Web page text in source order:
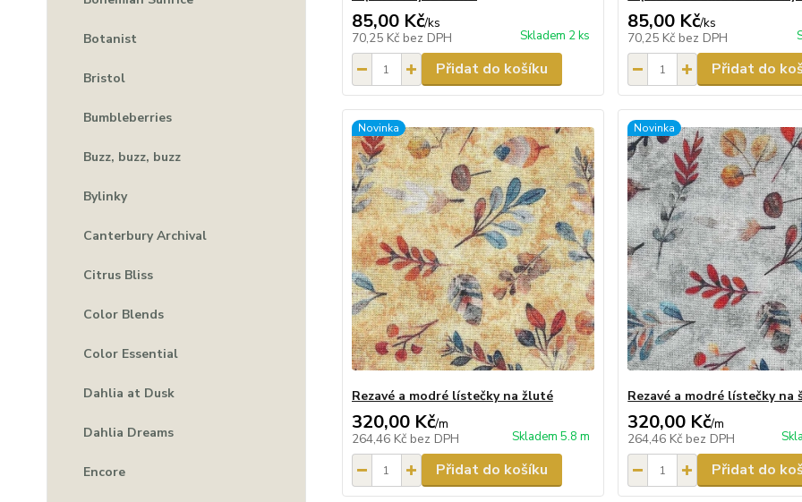
Botanist
Bristol
Bumbleberries
Buzz, buzz, buzz
Bylinky
Canterbury Archival
Citrus Bliss
Color Blends
Color Essential
Dahlia at Dusk
Dahlia Dreams
Encore
85,00 Kč/ks
70,25 Kč bez DPH Skladem 2 ks
Přidat do košíku
85,00 Kč/ks
70,25 Kč bez DPH
Přidat do
Novinka
Rezavé a modré lístečky na žluté
320,00 Kč/m
264,46 Kč bez DPH Skladem 5.8 m
Přidat do košíku
Novinka
Rezavé a modré lístečky na
320,00 Kč/m
264,46 Kč bez DPH
Přidat do